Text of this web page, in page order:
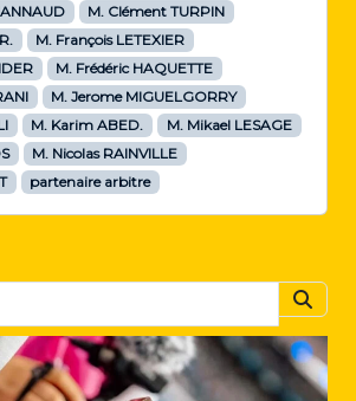
M. Clément TURPIN
M. François LETEXIER
M. Frédéric HAQUETTE
M. Jerome MIGUELGORRY
M. Karim ABED.
M. Mikael LESAGE
M. Nicolas RAINVILLE
partenaire arbitre